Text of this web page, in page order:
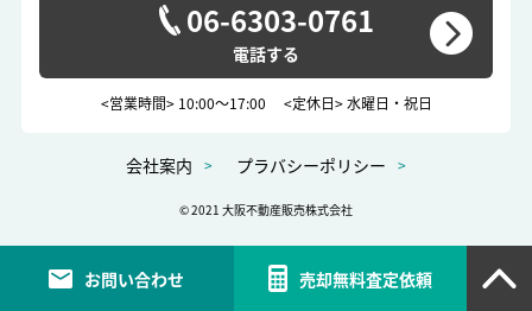
お問い合わせ 売却無料査定依頼
06-6303-0761
<営業時間> 10:00～17:00 <定休日> 水曜日・祝日
会社案内 プラバシーポリシー
© 2021 大阪不動産販売株式会社